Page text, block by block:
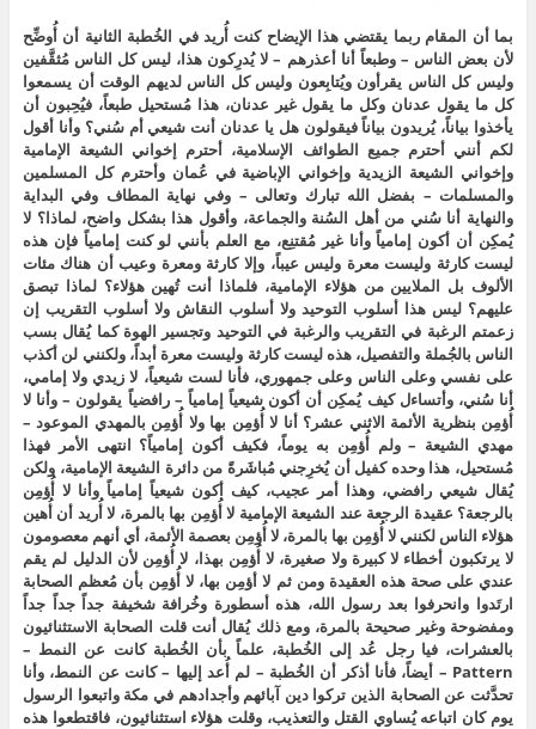
بما أن المقام ربما يقتضي هذا الإيضاح كنت أُريد في الخُطبة الثانية أن أُوضِّح
لأن بعض الناس – وطبعاً أنا أعذرهم – لا يُدرِكون هذا، ليس كل الناس مُثقَّفين
وليس كل الناس يقرأون ويُتابِعون وليس كل الناس لديهم الوقت أن يسمعوا
كل ما يقول عدنان وكل ما يقول غير عدنان، هذا مُستحيل طبعاً، فيُحِبون أن
يأخذوا بياناً، يُريدون بياناً فيقولون هل يا عدنان أنت شيعي أم سُني؟ وأنا أقول
لكم أنني أحترم جميع الطوائف الإسلامية، أحترم إخواني الشيعة الإمامية
وإخواني الشيعة الزيدية وإخواني الإباضية في عُمان وأحترم كل المسلمين
والمسلمات – بفضل الله تبارك وتعالى – وفي نهاية المطاف وفي البداية
والنهاية أنا سُني من أهل السُنة والجماعة، وأقول هذا بشكل واضح، لماذا؟ لا
يُمكِن أن أكون إمامياً وأنا غير مُقتنِع، مع العلم بأنني لو كنت إمامياً فإن هذه
ليست كارثة وليست معرة وليس عيباً، وإلا كارثة ومعرة وعيب أن هناك مئات
الألوف بل الملايين من هؤلاء الإمامية، فلماذا أنت تُهين هؤلاء؟ لماذا تبصق
عليهم؟ ليس هذا أسلوب التوحيد ولا أسلوب النقاش ولا أسلوب التقريب إن
زعمتم الرغبة في التقريب والرغبة في التوحيد وتجسير الهوة كما يُقال بسب
الناس بالجُملة والتفصيل، هذه ليست كارثة وليست معرة أبداً، ولكنني لن أكذب
على نفسي وعلى الناس وعلى جمهوري، فأنا لست شيعياً، لا زيدي ولا إمامي،
أنا سُني، وأتساءل كيف يُمكِن أن أكون شيعياً إمامياً – رافضياً يقولون – وأنا لا
أُؤمِن بنظرية الأئمة الاثني عشر؟ أنا لا أُؤمِن بها ولا أُؤمِن بالمهدي الموعود –
مهدي الشيعة – ولم أُؤمِن به يوماً، فكيف أكون إمامياً؟ انتهى الأمر فهذا
مُستحيل، هذا وحده كفيل أن يُخرِجني مُباشَرةً من دائرة الشيعة الإمامية، ولكن
يُقال شيعي رافضي، وهذا أمر عجيب، كيف أكون شيعياً إمامياً وأنا لا أُؤمِن
بالرجعة؟ عقيدة الرجعة عند الشيعة الإمامية لا أُؤمِن بها بالمرة، لا أُريد أن أُهين
هؤلاء الناس لكنني لا أُؤمِن بها بالمرة، لا أُؤمِن بعصمة الأئمة، أي أنهم معصومون
لا يرتكبون أخطاء لا كبيرة ولا صغيرة، لا أُؤمِن بهذا، لا أُؤمِن لأن الدليل لم يقم
عندي على صحة هذه العقيدة ومن ثم لا أؤمِن بها، لا أُؤمِن بأن مُعظم الصحابة
ارتَدوا وانحرفوا بعد رسول الله، هذه أسطورة وخُرافة شخيفة جداً جداً جداً
ومفضوحة وغير صحيحة بالمرة، ومع ذلك يُقال أنت قلت الصحابة الاستثنائيون
بالعشرات، فيا رجل عُد إلى الخُطبة، علماً بأن الخُطبة كانت عن النمط –
Pattern – أيضاً، فأنا أذكر أن الخُطبة – لم أُعد إليها – كانت عن النمط، وأنا
تحدَّثت عن الصحابة الذين تركوا دين آبائهم وأجدادهم في مكة واتبعوا الرسول
يوم كان اتباعه يُساوي القتل والتعذيب، وقلت هؤلاء استثنائيون، فاقتطعوا هذه